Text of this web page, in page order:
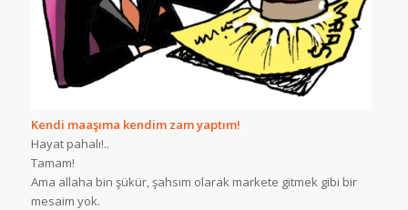
Kendi maaşıma kendim zam yaptım!
Hayat pahalı!..
Tamam!
Ama allaha bin şükür, şahsım olarak markete gitmek gibi bir
mesaim yok.